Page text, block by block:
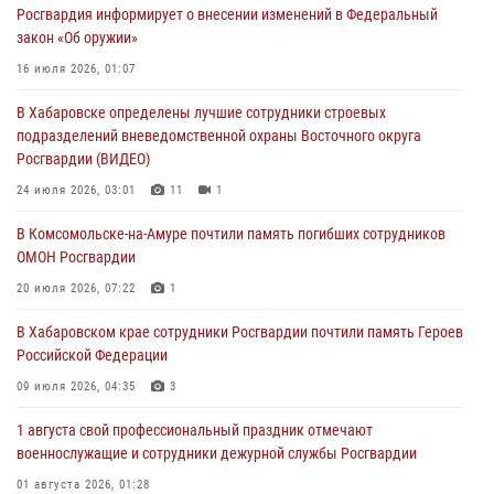
избирательного права
31 июля 2026, 03:26
женщине, потерявшей сознание во время массового мероприятия
29 июля 2026, 23:24
В Хабаровске продолжается акция «Каникулы с Росгвардией»
За прошедшую неделю в Хабаровском крае росгвардейцы провели
свыше 120 проверок условий хранения оружия
Росгвардия информирует о внесении изменений в Федеральный
закон «Об оружии»
16 июля 2026, 01:07
В Хабаровске определены лучшие сотрудники строевых
подразделений вневедомственной охраны Восточного округа
Росгвардии (ВИДЕО)
24 июля 2026, 03:01 11 1
В Комсомольске-на-Амуре почтили память погибших сотрудников
ОМОН Росгвардии
20 июля 2026, 07:22 1
В Хабаровском крае сотрудники Росгвардии почтили память Героев
Российской Федерации
09 июля 2026, 04:35 3
1 августа свой профессиональный праздник отмечают
военнослужащие и сотрудники дежурной службы Росгвардии
01 августа 2026, 01:28